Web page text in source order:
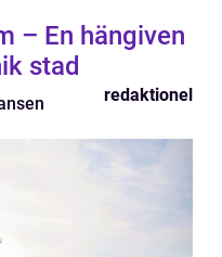
– En hängiven
stad
redaktionel